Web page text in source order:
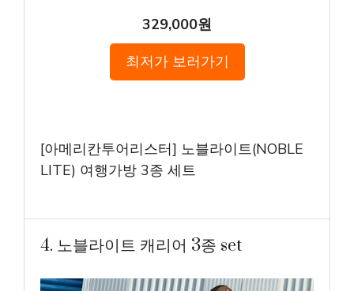
329,000원
최저가 보러가기
[아메리칸투어리스터] 노블라이트(NOBLE
LITE) 여행가방 3종 세트
4. 노블라이트 캐리어 3종 set